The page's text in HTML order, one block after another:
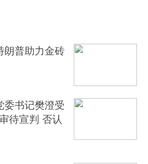
朗普助力金砖
委书记樊澄受
待宣判 否认